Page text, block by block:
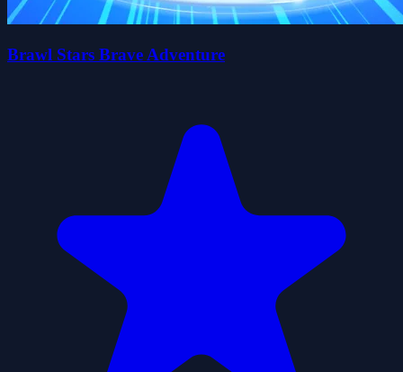
Brawl Stars Brave Adventure